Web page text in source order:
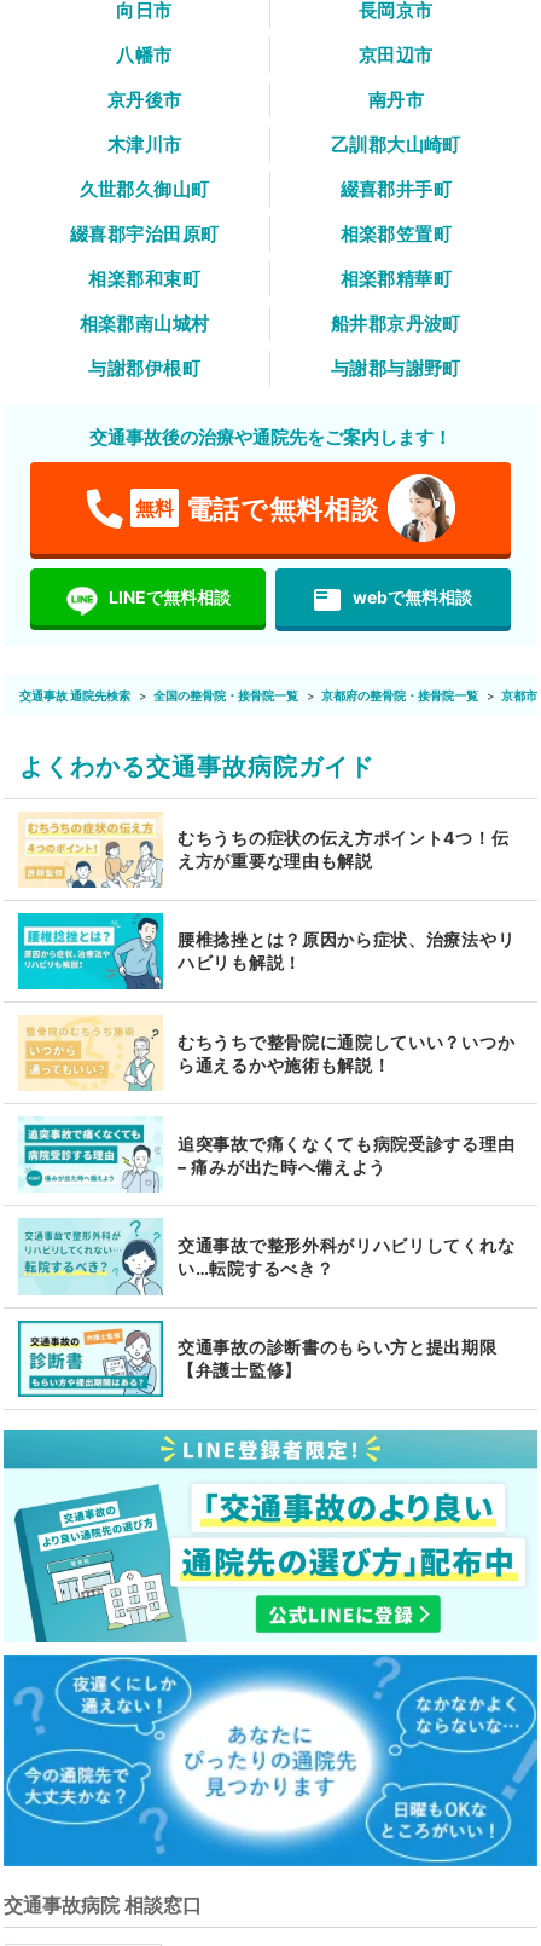
向日市
長岡京市
八幡市
京田辺市
京丹後市
南丹市
木津川市
乙訓郡大山崎町
久世郡久御山町
綴喜郡井手町
綴喜郡宇治田原町
相楽郡笠置町
相楽郡和束町
相楽郡精華町
相楽郡南山城村
船井郡京丹波町
与謝郡伊根町
与謝郡与謝野町
交通事故後の治療や通院先をご案内します！
無料 電話で無料相談
LINEで無料相談 featured_play_list webで無料相談
交通事故 通院先検索 全国の整骨院・接骨院一覧 京都府の整骨院・接骨院一覧 京都市
よくわかる交通事故病院ガイド
むちうちの症状の伝え方ポイント4つ！伝
え方が重要な理由も解説
腰椎捻挫とは？原因から症状、治療法やリ
ハビリも解説！
むちうちで整骨院に通院していい？いつか
ら通えるかや施術も解説！
追突事故で痛くなくても病院受診する理由
– 痛みが出た時へ備えよう
交通事故で整形外科がリハビリしてくれな
い…転院するべき？
交通事故の診断書のもらい方と提出期限
【弁護士監修】
交通事故病院 相談窓口